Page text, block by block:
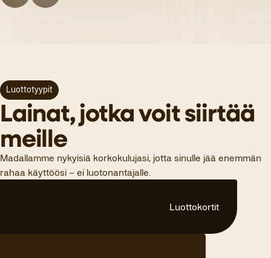
Luottotyypit
Lainat, jotka voit siirtää
meille
Madallamme nykyisiä korkokulujasi, jotta sinulle jää enemmän
rahaa käyttöösi – ei luotonantajalle.
Luottokortit